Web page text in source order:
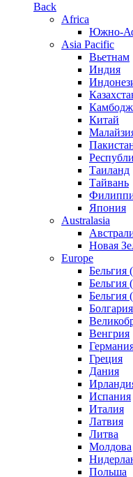
Back
Africa
Южно-
Asia Pacific
Вьетнам
Индия
Китай
Таиланд
Тайвань
Япония
Australasia
Новая
Europe
Бельгия
Бельгия
Бельгия
Болгария
Венгрия
Греция
Дания
Испания
Италия
Латвия
Литва
Молдова
Польша